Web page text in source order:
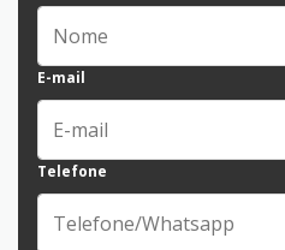
E-mail
Telefone